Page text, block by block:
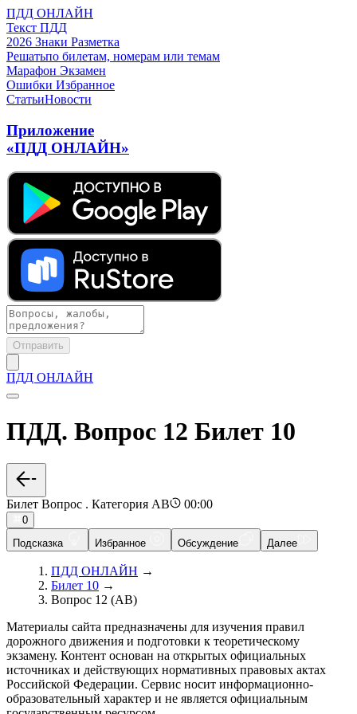
ПДД ОНЛАЙН
Текст ПДД
2026 Знаки Разметка
Решатьпо билетам, номерам или темам
Марафон Экзамен
Ошибки Избранное
СтатьиНовости
Приложение
«ПДД ОНЛАЙН»
Отправить
ПДД ОНЛАЙН
ПДД. Вопрос 12 Билет 10
Билет Вопрос . Категория AB 00:00
0
Подсказка
Избранное Обсуждение Далее
ПДД ОНЛАЙН →
Билет 10 →
Вопрос 12 (AB)
Материалы сайта предназначены для изучения правил
дорожного движения и подготовки к теоретическому
экзамену. Контент основан на открытых официальных
источниках и действующих нормативных правовых актах
Российской Федерации. Сервис носит информационно-
образовательный характер и не является официальным